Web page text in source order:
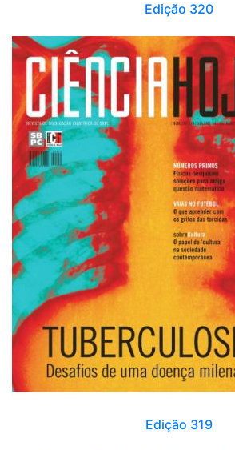
Edição 320
Edição 319